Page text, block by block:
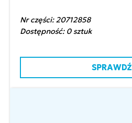
Nr części: 20712858
Dostępność: 0 sztuk
SPRAWDŹ